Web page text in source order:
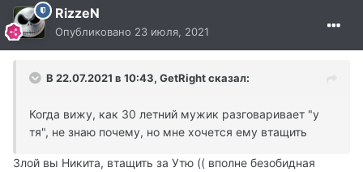
RizzeN
Опубликовано 23 июля, 2021
В 22.07.2021 в 10:43, GetRight сказал:
Когда вижу, как 30 летний мужик разговаривает "у
тя", не знаю почему, но мне хочется ему втащить
Злой вы Никита, втащить за Утю (( вполне безобидная